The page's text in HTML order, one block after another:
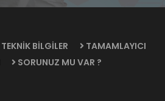
TEKNİK BİLGİLER
TAMAMLAYICI
SORUNUZ MU VAR ?